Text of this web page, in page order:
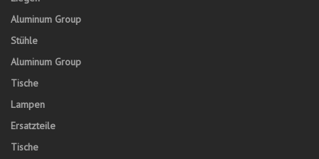
Aluminum Group
Stühle
Aluminum Group
Tische
Lampen
Ersatzteile
Tische